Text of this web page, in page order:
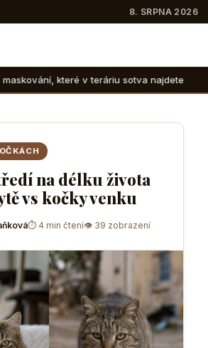
8. SRPNA 2026
sotva najdete
na délku života
vs kočky venku
⏱ 4 min čtení👁 39 zobrazení